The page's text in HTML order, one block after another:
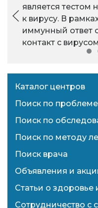
является тестом
к вирусу. В
иммунный ответ
контакт с
Каталог центров
Поиск по проблеме
Поиск по
Поиск по методу
Поиск врача
Объявления и
Статьи о здоровье
Сотрудничество с